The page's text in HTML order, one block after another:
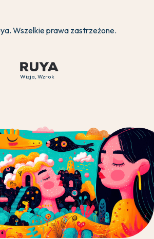
Wizja, Wzrok
Wszelkie prawa zastrzeżone.